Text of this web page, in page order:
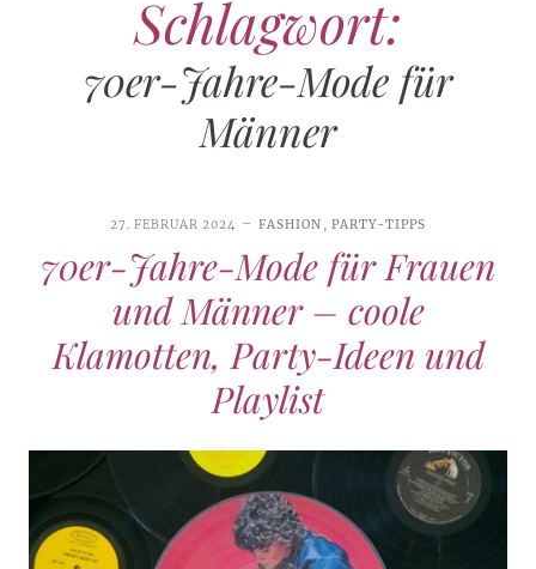
Schlagwort:
70er-Jahre-Mode für
Männer
27. FEBRUAR 2024 FASHION , PARTY-TIPPS
70er-Jahre-Mode für Frauen
und Männer – coole
Klamotten, Party-Ideen und
Playlist